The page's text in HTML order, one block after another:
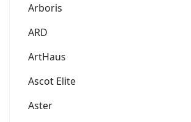
Arboris
ARD
ArtHaus
Ascot Elite
Aster